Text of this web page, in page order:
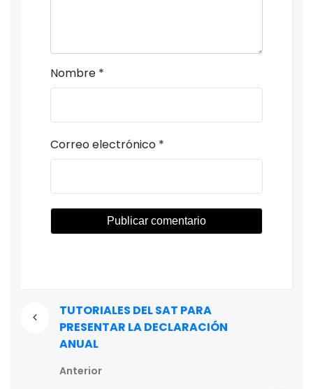
Nombre *
Correo electrónico *
TUTORIALES DEL SAT PARA
PRESENTAR LA DECLARACIÓN
ANUAL
Anterior